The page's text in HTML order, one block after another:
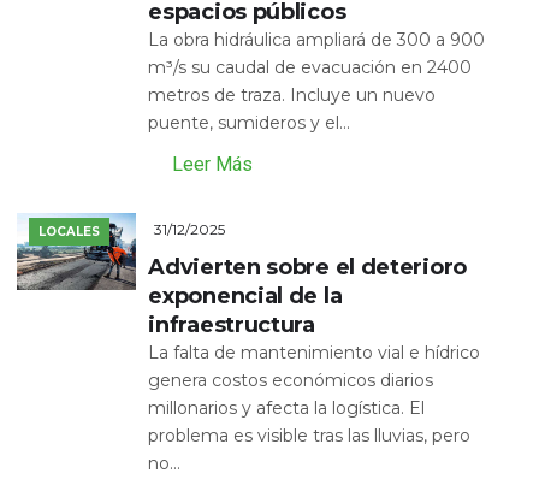
espacios públicos
La obra hidráulica ampliará de 300 a 900
m³/s su caudal de evacuación en 2400
metros de traza. Incluye un nuevo
puente, sumideros y el...
Leer Más
LOCALES 31/12/2025
Advierten sobre el deterioro
exponencial de la
infraestructura
La falta de mantenimiento vial e hídrico
genera costos económicos diarios
millonarios y afecta la logística. El
problema es visible tras las lluvias, pero
no...